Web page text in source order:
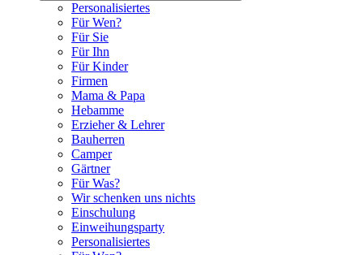
Personalisiertes
Für Wen?
Für Sie
Für Ihn
Für Kinder
Firmen
Mama & Papa
Hebamme
Erzieher & Lehrer
Bauherren
Camper
Gärtner
Für Was?
Wir schenken uns nichts
Einschulung
Einweihungsparty
Personalisiertes